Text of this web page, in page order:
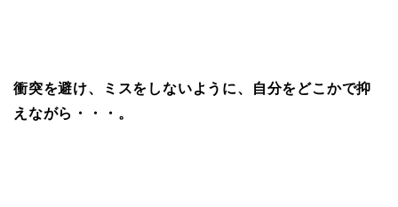
衝突を避け、ミスをしないように、自分をどこかで抑
えながら・・・。